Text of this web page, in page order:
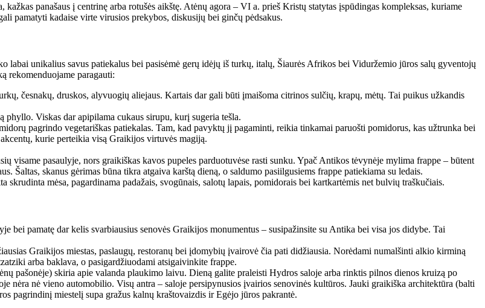
panašaus į centrinę arba rotušės aikštę. Atėnų agora – VI a. prieš Kristų statytas įspūdingas kompleksas, kuriame
pamatyti kadaise virte virusios prekybos, diskusijų bei ginčų pėdsakus.
unikalius savus patiekalus bei pasisėmė gerų idėjų iš turkų, italų, Šiaurės Afrikos bei Viduržemio jūros salų gyventojų
rekomenduojame paragauti:
česnakų, druskos, alyvuogių aliejaus. Kartais dar gali būti įmaišoma citrinos sulčių, krapų, mėtų. Tai puikus užkandis
Viskas dar apipilama cukaus sirupu, kurį sugeria tešla.
pagrindo vegetariškas patiekalas. Tam, kad pavyktų jį pagaminti, reikia tinkamai paruošti pomidorus, kas užtrunka bei
kurie perteikia visą Graikijos virtuvės magiją.
visame pasaulyje, nors graikiškas kavos pupeles parduotuvėse rasti sunku. Ypač Antikos tėvynėje mylima frappe – būtent
Šaltas, skanus gėrimas būna tikra atgaiva karštą dieną, o saldumo pasiilgusiems frappe patiekiama su ledais.
mėsa, pagardinama padažais, svogūnais, salotų lapais, pomidorais bei kartkartėmis net bulvių traškučiais.
pamatę dar kelis svarbiausius senovės Graikijos monumentus – susipažinsite su Antika bei visa jos didybe. Tai
Graikijos miestas, paslaugų, restoranų bei įdomybių įvairovė čia pati didžiausia. Norėdami numalšinti alkio kirminą
arba baklava, o pasigardžiuodami atsigaivinkite frappe.
pašonėje) skiria apie valanda plaukimo laivu. Dieną galite praleisti Hydros saloje arba rinktis pilnos dienos kruizą po
nėra nė vieno automobilio. Visų antra – saloje persipynusios įvairios senovinės kultūros. Jauki graikiška architektūra (balti
pagrindinį miestelį supa gražus kalnų kraštovaizdis ir Egėjo jūros pakrantė.